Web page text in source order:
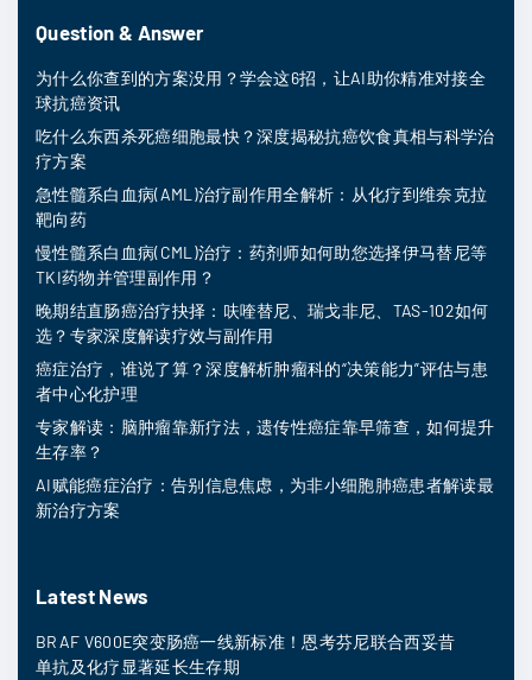
Question & Answer
为什么你查到的方案没用？学会这6招，让AI助你精准对接全
球抗癌资讯
吃什么东西杀死癌细胞最快？深度揭秘抗癌饮食真相与科学治
疗方案
急性髓系白血病(AML)治疗副作用全解析：从化疗到维奈克拉
靶向药
慢性髓系白血病(CML)治疗：药剂师如何助您选择伊马替尼等
TKI药物并管理副作用？
晚期结直肠癌治疗抉择：呋喹替尼、瑞戈非尼、TAS-102如何
选？专家深度解读疗效与副作用
癌症治疗，谁说了算？深度解析肿瘤科的“决策能力”评估与患
者中心化护理
专家解读：脑肿瘤靠新疗法，遗传性癌症靠早筛查，如何提升
生存率？
AI赋能癌症治疗：告别信息焦虑，为非小细胞肺癌患者解读最
新治疗方案
Latest News
BRAF V600E突变肠癌一线新标准！恩考芬尼联合西妥昔
单抗及化疗显著延长生存期